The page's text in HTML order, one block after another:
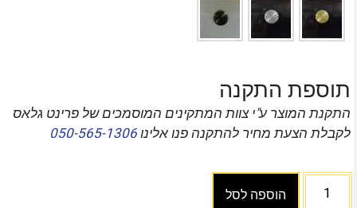
תוספת התקנה
התקנת המוצר ע"י צוות המתקינים המוסמכים של פרינט גלאס
לקבלת הצעת מחיר להתקנה פנו אלינו050-565-1306
הוספה לסל